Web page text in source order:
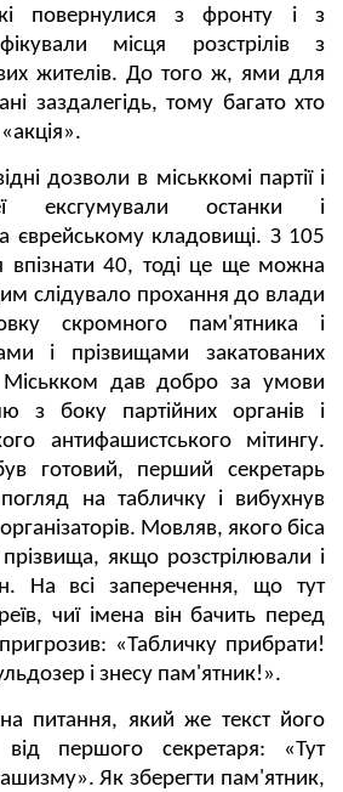
повернулися з фронту і з
місця розстрілів з
жителів. До того ж, ями для
заздалегідь, тому багато хто
дозволи в міськкомі партії і
ексгумували останки і
єврейському кладовищі. З 105
впізнати 40, тоді це ще можна
слідувало прохання до влади
скромного пам'ятника і
і прізвищами закатованих
Міськком дав добро за умови
з боку партійних органів і
антифашистського мітингу.
готовий, перший секретарь
на табличку і вибухнув
Мовляв, якого біса
прізвища, якщо розстрілювали і
На всі заперечення, що тут
чиї імена він бачить перед
«Табличку прибрати!
і знесу пам'ятник!».
на питання, який же текст його
першого секретаря: «Тут
Як зберегти пам'ятник,